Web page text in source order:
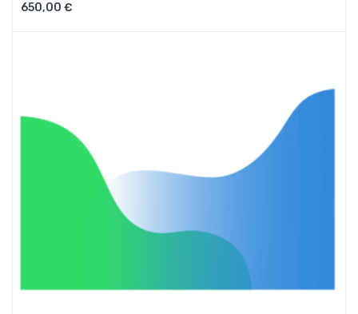
650,00 €Aggiungi Al Carrello